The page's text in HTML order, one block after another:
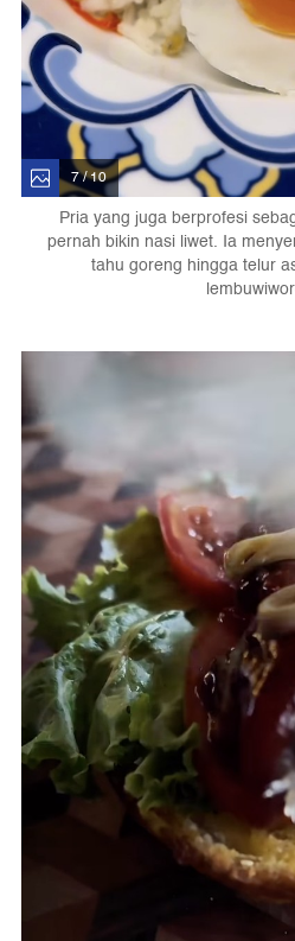
7 / 10
Pria yang juga berprofesi
pernah bikin nasi liwet. Ia
tahu goreng hingga telur